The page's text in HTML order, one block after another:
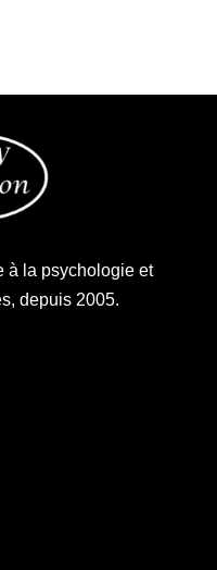
à la psychologie et
depuis 2005.